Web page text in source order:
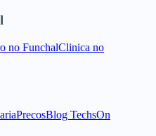
no FunchalClinica no
PrecosBlog TechsOn